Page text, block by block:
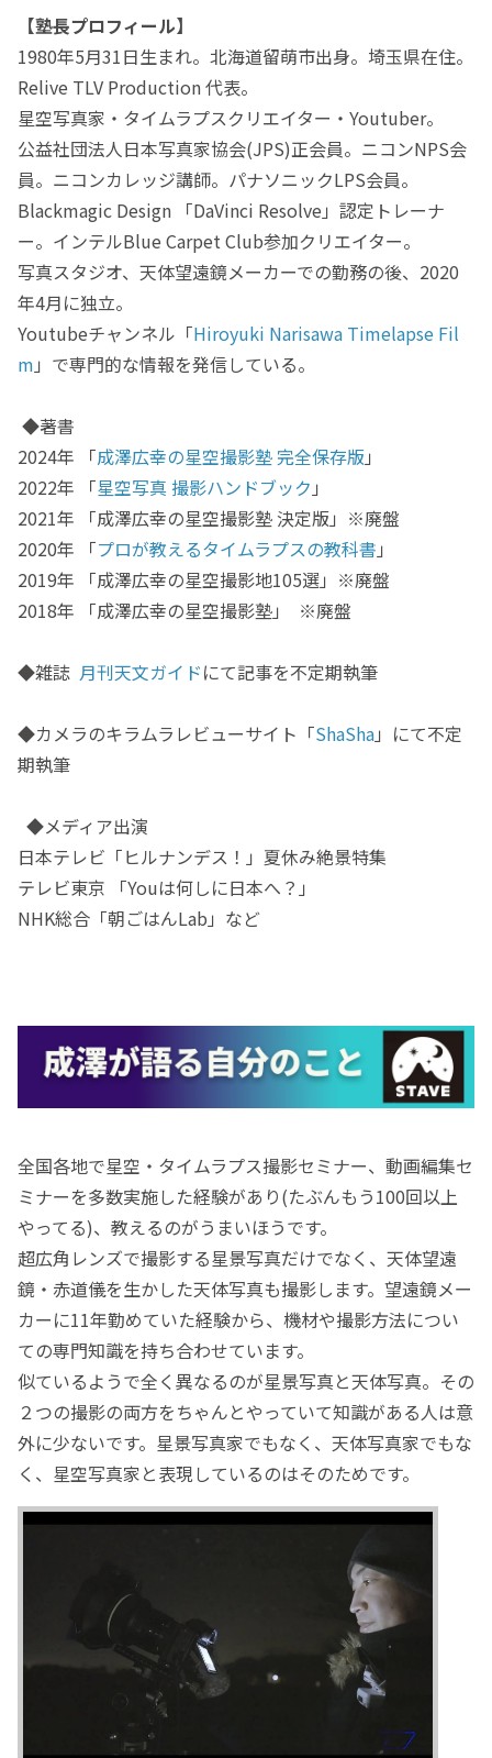
【塾長プロフィール】
1980年5月31日生まれ。北海道留萌市出身。埼玉県在住。
Relive TLV Production 代表。
星空写真家・タイムラプスクリエイター・Youtuber。
公益社団法人日本写真家協会(JPS)正会員。ニコンNPS会
員。ニコンカレッジ講師。パナソニックLPS会員。
Blackmagic Design 「DaVinci Resolve」認定トレーナ
ー。インテルBlue Carpet Club参加クリエイター。
写真スタジオ、天体望遠鏡メーカーでの勤務の後、2020
年4月に独立。
Youtubeチャンネル「Hiroyuki Narisawa Timelapse Fil
m 」で専門的な情報を発信している。
◆著書
2024年 「成澤広幸の星空撮影塾 完全保存版」
2022年 「星空写真 撮影ハンドブック 」
2021年 「成澤広幸の星空撮影塾 決定版」※廃盤
2020年 「プロが教えるタイムラプスの教科書 」
2019年 「成澤広幸の星空撮影地105選」※廃盤
2018年 「成澤広幸の星空撮影塾」 ※廃盤
◆雑誌 月刊天文ガイドにて記事を不定期執筆
◆カメラのキラムラレビューサイト「ShaSha」にて不定
期執筆
◆メディア出演
日本テレビ「ヒルナンデス！」夏休み絶景特集
テレビ東京 「Youは何しに日本へ？」
NHK総合「朝ごはんLab」など
全国各地で星空・タイムラプス撮影セミナー、動画編集セ
ミナーを多数実施した経験があり(たぶんもう100回以上
やってる)、教えるのがうまいほうです。
超広角レンズで撮影する星景写真だけでなく、天体望遠
鏡・赤道儀を生かした天体写真も撮影します。望遠鏡メー
カーに11年勤めていた経験から、機材や撮影方法につい
ての専門知識を持ち合わせています。
似ているようで全く異なるのが星景写真と天体写真。その
２つの撮影の両方をちゃんとやっていて知識がある人は意
外に少ないです。星景写真家でもなく、天体写真家でもな
く、星空写真家と表現しているのはそのためです。